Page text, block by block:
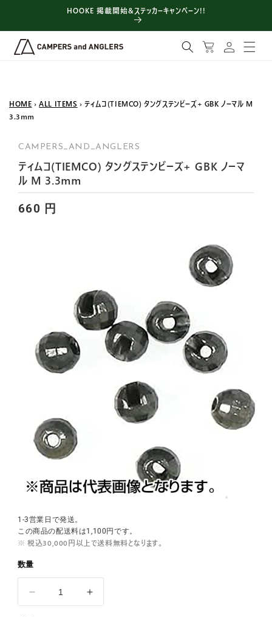
HOOKE 掲載開始&ステッカーキャンペーン!!
カ
ー
イ
HOME ›ALL ITEMS › ティムコ(TIEMCO) タングステンビーズ+ GBK ノーマル M
3.3mm
CAMPERS_AND_ANGLERS
ティムコ(TIEMCO) タングステンビーズ+ GBK ノーマ
ル M 3.3mm
660 円
1-3営業日で発送。
この商品の配送料は1,100円です。
※ 税込30,000円以上で送料無料となります。
数量
テ